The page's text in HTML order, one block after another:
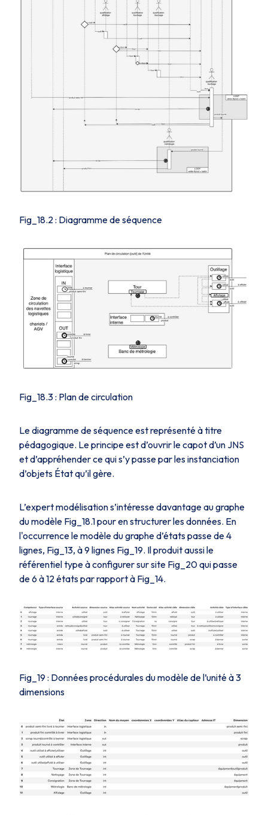
Fig_18.2 : Diagramme de séquence
Fig_18.3: Plan de circulation
Le diagramme de séquence est représenté à titre
pédagogique. Le principe est d’ouvrir le capot d’un JNS
et d’appréhender ce qui s’y passe par les instanciation
d’objets Étatqu’il gère.
L’expert modélisation s’intéresse davantage au graphe
du modèle Fig_18.1pour en structurer les données. En
l'occurrence le modèle du graphe d’états passe de 4
lignes, Fig_13, à 9 lignes Fig_19. Il produit aussi le
référentiel type à configurer sur site Fig_20qui passe
de 6 à 12 états par rapport à Fig_14.
Fig_19 : Données procédurales du modèle de l’unité à 3
dimensions